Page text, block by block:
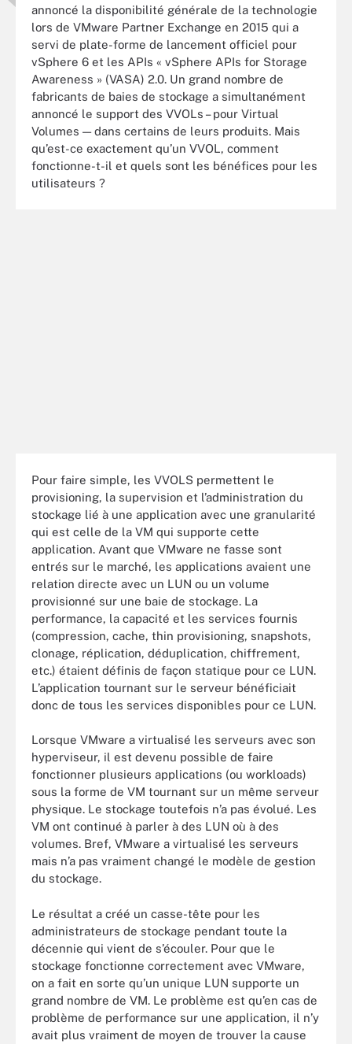
annoncé la disponibilité générale de la technologie
lors de VMware Partner Exchange en 2015 qui a
servi de plate-forme de lancement officiel pour
vSphere 6 et les APIs « vSphere APIs for Storage
Awareness » (VASA) 2.0. Un grand nombre de
fabricants de baies de stockage a simultanément
annoncé le support des VVOLs – pour Virtual
Volumes — dans certains de leurs produits. Mais
qu’est-ce exactement qu’un VVOL, comment
fonctionne-t-il et quels sont les bénéfices pour les
utilisateurs ?
Pour faire simple, les VVOLS permettent le
provisioning, la supervision et l’administration du
stockage lié à une application avec une granularité
qui est celle de la VM qui supporte cette
application. Avant que VMware ne fasse sont
entrés sur le marché, les applications avaient une
relation directe avec un LUN ou un volume
provisionné sur une baie de stockage. La
performance, la capacité et les services fournis
(compression, cache, thin provisioning, snapshots,
clonage, réplica­tion, déduplication, chiffrement,
etc.) étaient définis de façon statique pour ce LUN.
L’application tournant sur le serveur bénéficiait
donc de tous les services disponibles pour ce LUN.
Lorsque VMware a virtualisé les serveurs avec son
hyperviseur, il est devenu possible de faire
fonctionner plusieurs applications (ou workloads)
sous la forme de VM tournant sur un même serveur
physique. Le stockage toutefois n’a pas évolué. Les
VM ont continué à parler à des LUN où à des
volumes. Bref, VMware a virtualisé les serveurs
mais n’a pas vraiment changé le modèle de gestion
du stockage.
Le résultat a créé un casse-tête pour les
administrateurs de stockage pendant toute la
décennie qui vient de s’écouler. Pour que le
stockage fonctionne correctement avec VMware,
on a fait en sorte qu’un unique LUN supporte un
grand nombre de VM. Le problème est qu’en cas de
problème de performance sur une application, il n’y
avait plus vraiment de moyen de trouver la cause